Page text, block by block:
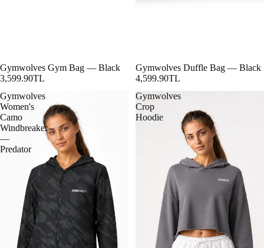
Gymwolves Gym Bag — Black
3,599.90TL
Gymwolves Duffle Bag — Black
4,599.90TL
Gymwolves
Women's
Camo
Windbreaker
—
Predator
Gymwolves
Crop
Hoodie